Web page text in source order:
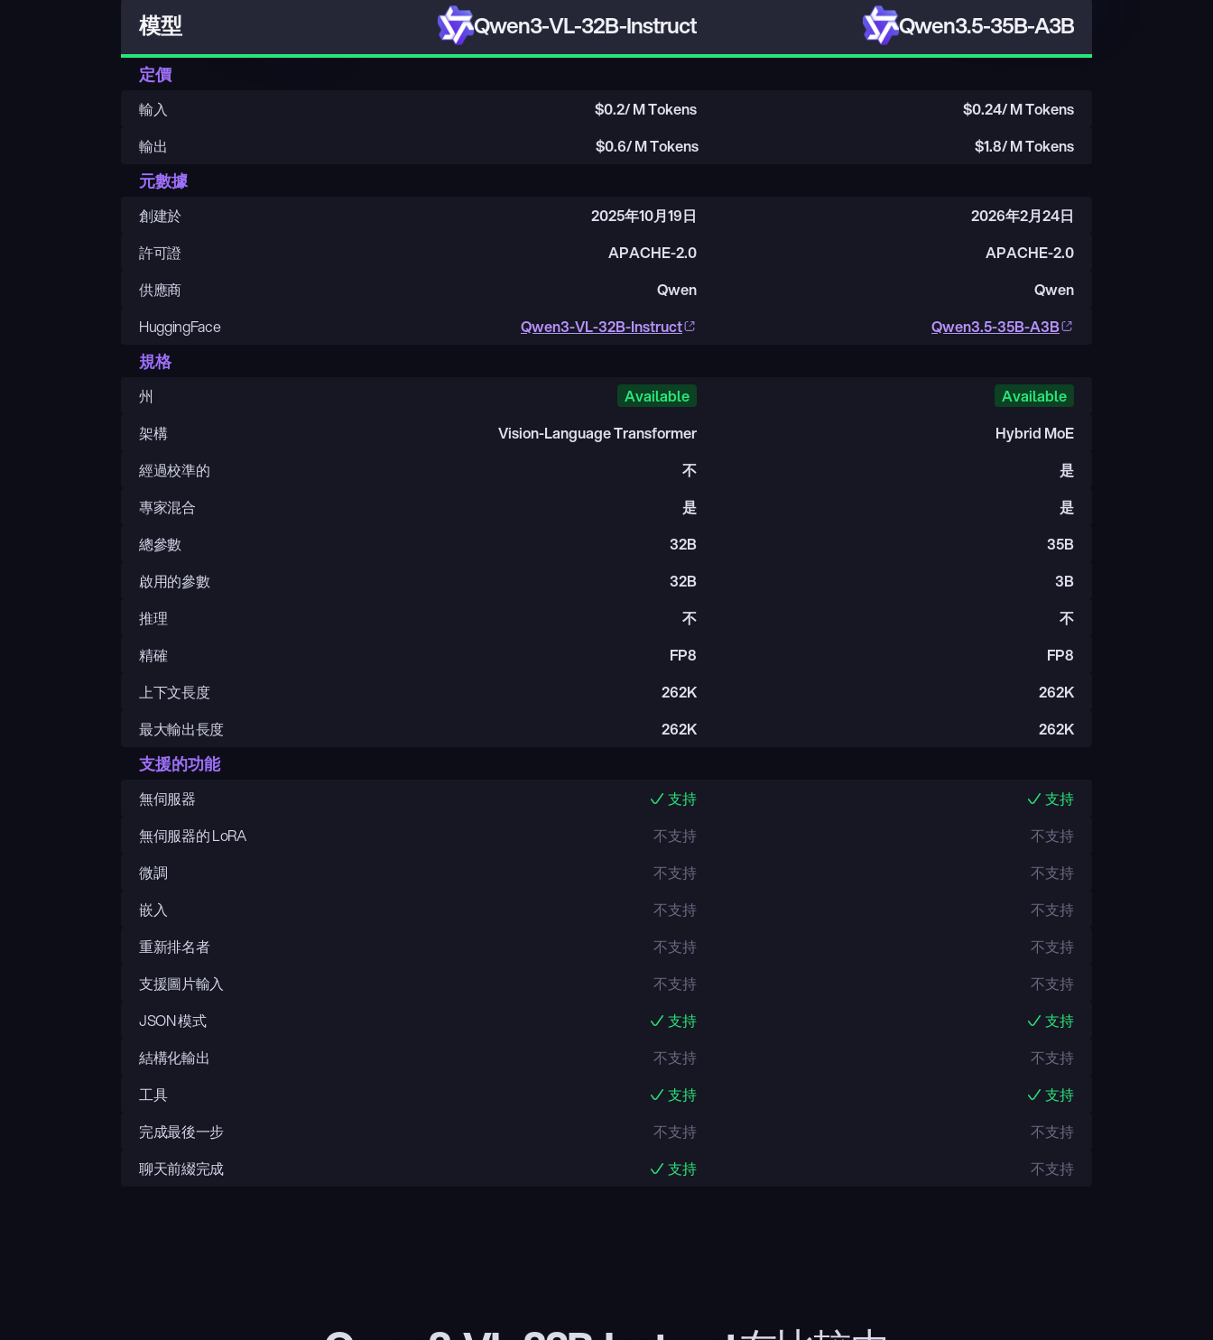
模型 Qwen3-VL-32B-Instruct Qwen3.5-35B-A3B
定價
輸入 $0.2/ M Tokens $0.24/ M Tokens
輸出
$0.6/ M Tokens $1.8/ M Tokens
元數據
創建於 2025年10月19日
2026年2月24日
許可證
APACHE-2.0
APACHE-2.0
供應商
Qwen
Qwen
HuggingFace
Qwen3-VL-32B-Instruct Qwen3.5-35B-A3B
規格
州 Available
Available
架構
Vision-Language Transformer
Hybrid MoE
經過校準的
不
是
專家混合
是
是
總參數
32B
35B
啟用的參數
32B
3B
推理
不
不
精確
FP8
FP8
上下文長度
262K
262K
最大輸出長度
262K 262K
支援的功能
無伺服器 支持
支持
無伺服器的 LoRA
不支持
不支持
微調
不支持
不支持
嵌入
不支持
不支持
重新排名者
不支持
不支持
支援圖片輸入
不支持
不支持
JSON 模式
支持
支持
結構化輸出
不支持
不支持
工具
支持
支持
完成最後一步
不支持
不支持
聊天前綴完成
支持 不支持